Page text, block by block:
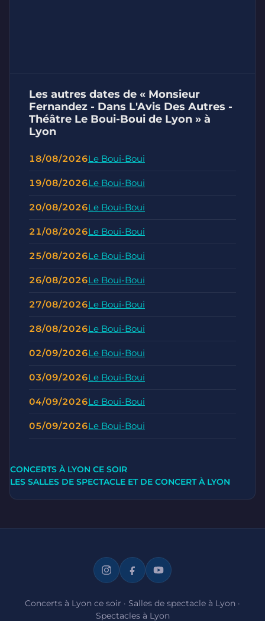
Les autres dates de « Monsieur
Fernandez - Dans L'Avis Des Autres -
Théâtre Le Boui-Boui de Lyon » à
Lyon
18/08/2026Le Boui-Boui
19/08/2026Le Boui-Boui
20/08/2026Le Boui-Boui
21/08/2026Le Boui-Boui
25/08/2026Le Boui-Boui
26/08/2026Le Boui-Boui
27/08/2026Le Boui-Boui
28/08/2026Le Boui-Boui
02/09/2026Le Boui-Boui
03/09/2026Le Boui-Boui
04/09/2026Le Boui-Boui
05/09/2026Le Boui-Boui
CONCERTS À LYON CE SOIR
LES SALLES DE SPECTACLE ET DE CONCERT À LYON
Concerts à Lyon ce soir · Salles de spectacle à Lyon ·
Spectacles à Lyon